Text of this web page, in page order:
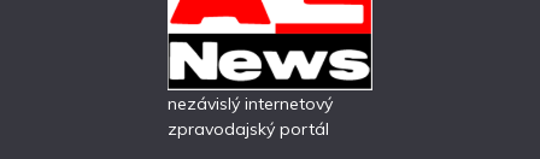
nezávislý internetový
zpravodajský portál